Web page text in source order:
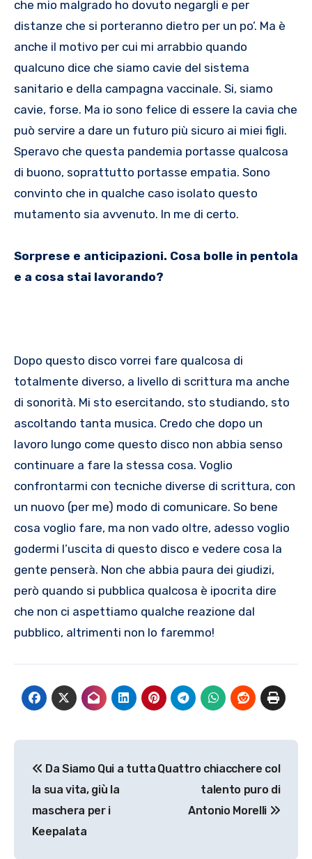
che mio malgrado ho dovuto negargli e per
distanze che si porteranno dietro per un po’. Ma è
anche il motivo per cui mi arrabbio quando
qualcuno dice che siamo cavie del sistema
sanitario e della campagna vaccinale. Si, siamo
cavie, forse. Ma io sono felice di essere la cavia che
può servire a dare un futuro più sicuro ai miei figli.
Speravo che questa pandemia portasse qualcosa
di buono, soprattutto portasse empatia. Sono
convinto che in qualche caso isolato questo
mutamento sia avvenuto. In me di certo.
Sorprese e anticipazioni. Cosa bolle in pentola
e a cosa stai lavorando?
Dopo questo disco vorrei fare qualcosa di
totalmente diverso, a livello di scrittura ma anche
di sonorità. Mi sto esercitando, sto studiando, sto
ascoltando tanta musica. Credo che dopo un
lavoro lungo come questo disco non abbia senso
continuare a fare la stessa cosa. Voglio
confrontarmi con tecniche diverse di scrittura, con
un nuovo (per me) modo di comunicare. So bene
cosa voglio fare, ma non vado oltre, adesso voglio
godermi l’uscita di questo disco e vedere cosa la
gente penserà. Non che abbia paura dei giudizi,
però quando si pubblica qualcosa è ipocrita dire
che non ci aspettiamo qualche reazione dal
pubblico, altrimenti non lo faremmo!
articoli
Da Siamo Qui a tutta
la sua vita, giù la
maschera per i
Keepalata
Quattro chiacchere col
talento puro di
Antonio Morelli